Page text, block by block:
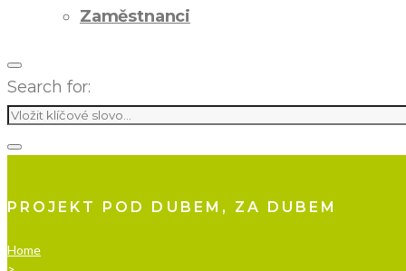
Zaměstnanci
Search for:
PROJEKT POD DUBEM, ZA DUBEM
Home